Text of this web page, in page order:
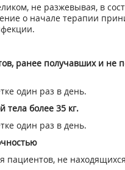
не разжевывая, в
о начале терапии
ранее получавших и не
один раз в день.
тела более 35 кг.
один раз в день.
пациентов, не